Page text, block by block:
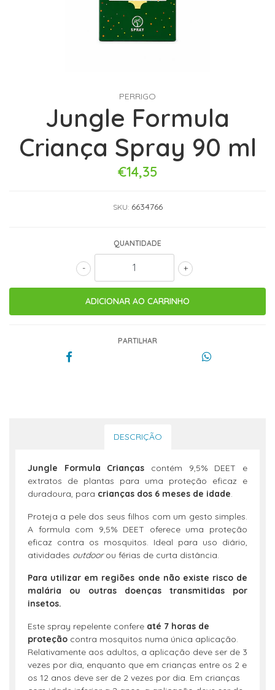
PERRIGO
Jungle Formula
Criança Spray 90 ml
€14,35
SKU: 6634766
QUANTIDADE
+
-
PARTILHAR
DESCRIÇÃO
Jungle Formula Crianças contém 9,5% DEET e
extratos de plantas para uma proteção eficaz e
duradoura, para crianças dos 6 meses de idade.
Proteja a pele dos seus filhos com um gesto simples.
A formula com 9,5% DEET oferece uma proteção
eficaz contra os mosquitos. Ideal para uso diário,
atividades outdoorou férias de curta distância.
Para utilizar em regiões onde não existe risco de
malária ou outras doenças transmitidas por
insetos.
Este spray repelente confere até 7 horas de
proteção contra mosquitos numa única aplicação.
Relativamente aos adultos, a aplicação deve ser de 3
vezes por dia, enquanto que em crianças entre os 2 e
os 12 anos deve ser de 2 vezes por dia. Em crianças